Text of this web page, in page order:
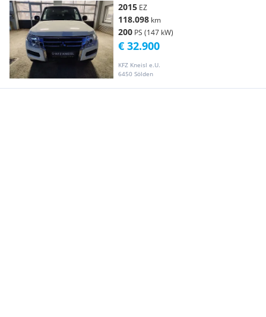
2015 EZ
118.098 km
200 PS (147 kW)
KFZ Kneisl e.U.
6450 Sölden
€ 32.900